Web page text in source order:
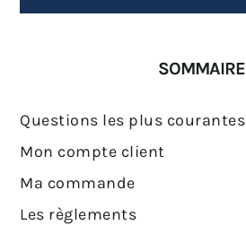
SOMMAIRE
Questions les plus courantes
Mon compte client
Ma commande
Les règlements